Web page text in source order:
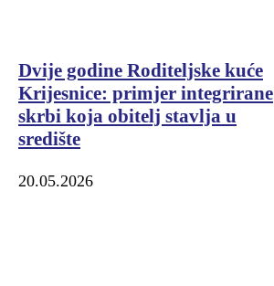
Dvije godine Roditeljske kuće
Krijesnice: primjer integrirane
skrbi koja obitelj stavlja u
središte
20.05.2026